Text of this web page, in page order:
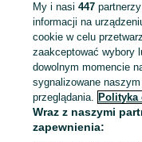
Strona główna Antyki i
Dolnośląskie
Stare szkło -
KATEGORIA
ID:920387223
My i nasi447
informacji na
cookie w celu
zaakceptować wybory
dowolnym momencie
sygnalizowane naszym
przeglądania. Polityka
Wraz z naszymi
zapewnienia: